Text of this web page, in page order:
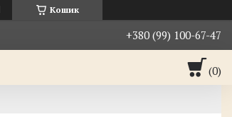
Кошик
+380 (99) 100-67-47